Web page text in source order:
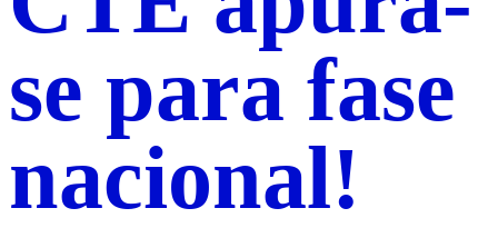
se para fase
nacional!